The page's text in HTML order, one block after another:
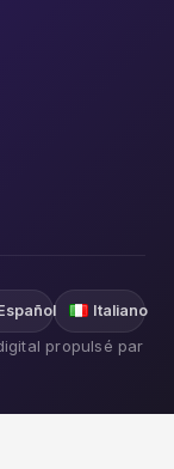
Italiano
propulsé par